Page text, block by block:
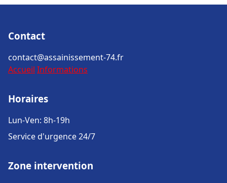
Contact
contact@assainissement-74.fr
Accueil Informations
Horaires
Lun-Ven: 8h-19h
Service d'urgence 24/7
Zone intervention